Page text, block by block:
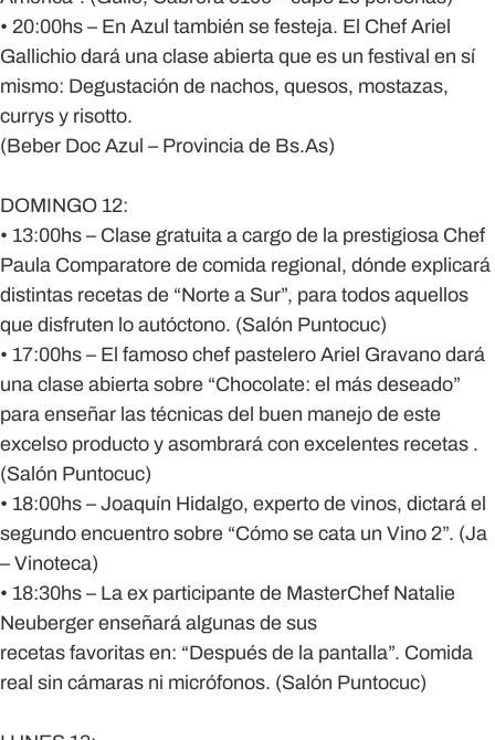
• 20:00hs – En Azul también se festeja. El Chef Ariel
Gallichio dará una clase abierta que es un festival en sí
mismo: Degustación de nachos, quesos, mostazas,
currys y risotto.
(Beber Doc Azul – Provincia de Bs.As)
DOMINGO 12:
• 13:00hs – Clase gratuita a cargo de la prestigiosa Chef
Paula Comparatore de comida regional, dónde explicará
distintas recetas de “Norte a Sur”, para todos aquellos
que disfruten lo autóctono. (Salón Puntocuc)
• 17:00hs – El famoso chef pastelero Ariel Gravano dará
una clase abierta sobre “Chocolate: el más deseado”
para enseñar las técnicas del buen manejo de este
excelso producto y asombrará con excelentes recetas .
(Salón Puntocuc)
• 18:00hs – Joaquín Hidalgo, experto de vinos, dictará el
segundo encuentro sobre “Cómo se cata un Vino 2”. (Ja
– Vinoteca)
• 18:30hs – La ex participante de MasterChef Natalie
Neuberger enseñará algunas de sus
recetas favoritas en: “Después de la pantalla”. Comida
real sin cámaras ni micrófonos. (Salón Puntocuc)